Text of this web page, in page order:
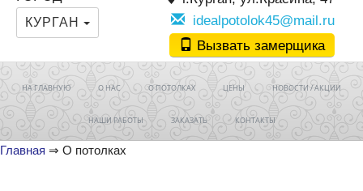
КУРГАН
idealpotolok45@mail.ru
Вызвать замерщика
НА ГЛАВНУЮ О НАС О ПОТОЛКАХ ЦЕНЫ НОВОСТИ / АКЦИИ
НАШИ РАБОТЫ ЗАКАЗАТЬ КОНТАКТЫ
Главная ⇒ О потолках